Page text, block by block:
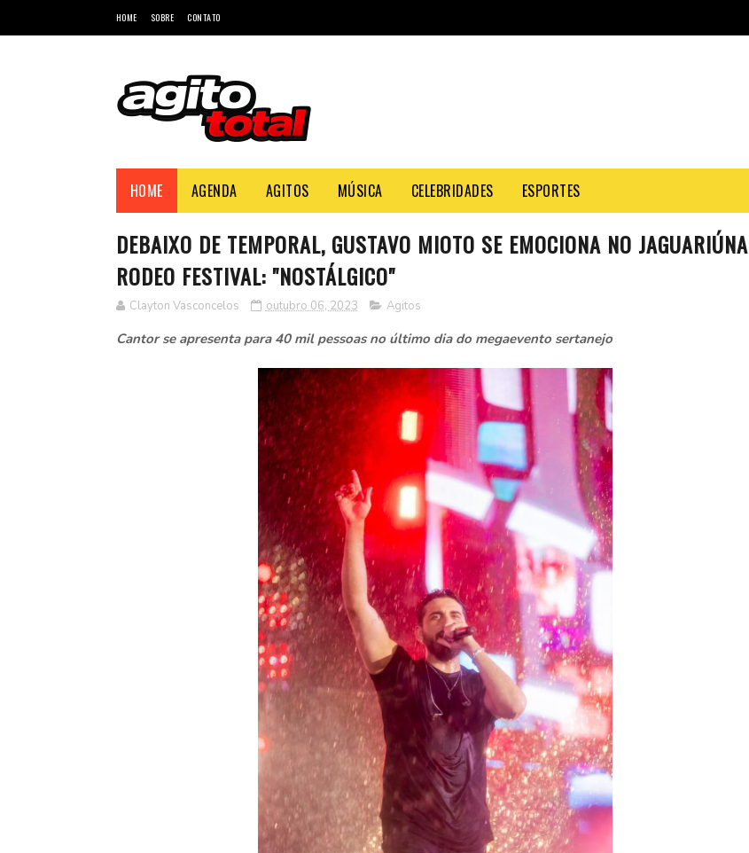
HOME SOBRE CONTATO
HOME AGENDA AGITOS MÚSICA CELEBRIDADES ESPORTES
DEBAIXO DE TEMPORAL, GUSTAVO MIOTO SE EMOCIONA NO JAGUARIÚNA
RODEO FESTIVAL: "NOSTÁLGICO"
Clayton Vasconcelos outubro 06, 2023 Agitos
Cantor se apresenta para 40 mil pessoas no último dia do megaevento sertanejo